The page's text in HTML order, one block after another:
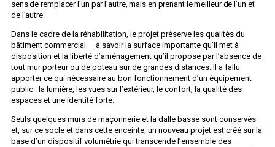
sens de remplacer l’un par l’autre, mais en prenant le meilleur de l’un et
de l’autre.
Dans le cadre de la réhabilitation, le projet préserve les qualités du
bâtiment commercial — à savoir la surface importante qu’il met à
disposition et la liberté d’aménagement qu’il propose par l’absence de
tout mur porteur ou de poteau sur de grandes distances. Il a fallu
apporter ce qui nécessaire au bon fonctionnement d’un équipement
public : la lumière, les vues sur l’extérieur, le confort, la qualité des
espaces et une identité forte.
Seuls quelques murs de maçonnerie et la dalle basse sont conservés
et, sur ce socle et dans cette enceinte, un nouveau projet est créé sur la
base d’un dispositif volumétrie qui transcende l’ensemble des